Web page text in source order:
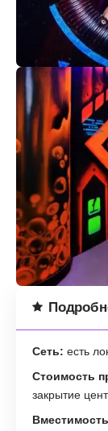
Сеть: есть
Стоимость
закрытие